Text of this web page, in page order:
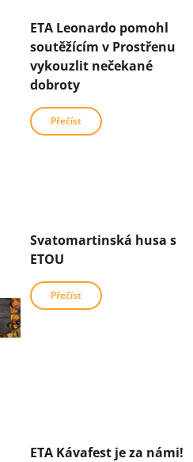
ETA Leonardo pomohl
soutěžícím v Prostřenu
vykouzlit nečekané
dobroty
Přečíst
Svatomartinská husa s
ETOU
Přečíst
ETA Kávafest je za námi!